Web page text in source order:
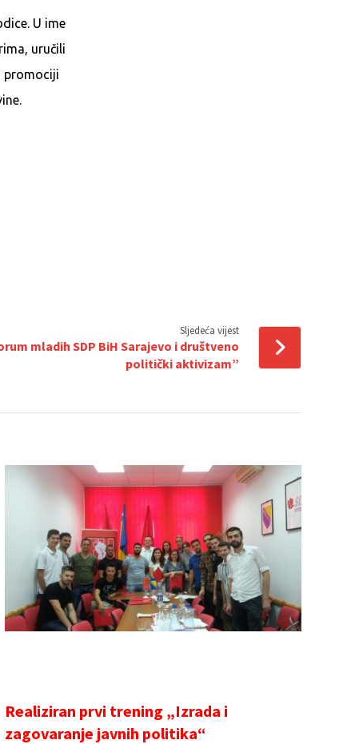
U ime
uručili
promociji
Sljedeća vijest
mladih SDP BiH Sarajevo i društveno
politički aktivizam”
Realiziran prvi trening „Izrada i
zagovaranje javnih politika“